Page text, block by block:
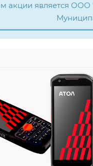
акции является ООО